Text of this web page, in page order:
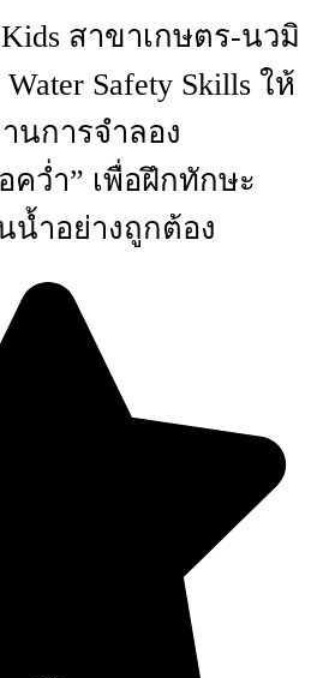
สาขาเกษตร-นวมิ
Safety Skills ให้
นการจำลอง
คว่ำ” เพื่อฝึกทักษะ
น้ำอย่างถูกต้อง